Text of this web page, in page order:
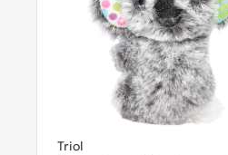
Triol